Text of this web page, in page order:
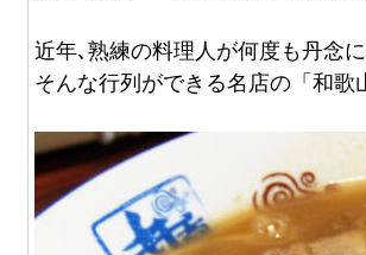
近年､熟練の料理人が何度も丹念
そんな行列ができる名店の「和